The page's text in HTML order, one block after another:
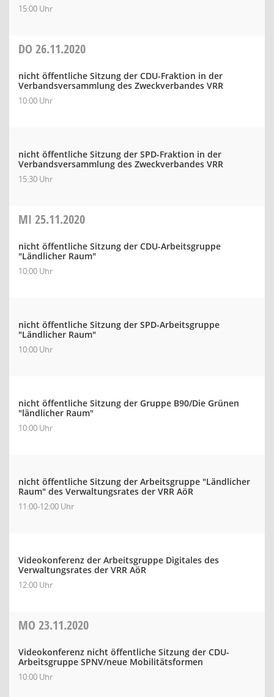
15:00 Uhr
DO 26.11.2020
nicht öffentliche Sitzung der CDU-Fraktion in der
Verbandsversammlung des Zweckverbandes VRR
10:00 Uhr
nicht öffentliche Sitzung der SPD-Fraktion in der
Verbandsversammlung des Zweckverbandes VRR
15:30 Uhr
MI 25.11.2020
nicht öffentliche Sitzung der CDU-Arbeitsgruppe
"Ländlicher Raum"
10:00 Uhr
nicht öffentliche Sitzung der SPD-Arbeitsgruppe
"Ländlicher Raum"
10:00 Uhr
nicht öffentliche Sitzung der Gruppe B90/Die Grünen
"ländlicher Raum"
10:00 Uhr
nicht öffentliche Sitzung der Arbeitsgruppe "Ländlicher
Raum" des Verwaltungsrates der VRR AöR
11:00-12:00 Uhr
Videokonferenz der Arbeitsgruppe Digitales des
Verwaltungsrates der VRR AöR
12:00 Uhr
MO 23.11.2020
Videokonferenz nicht öffentliche Sitzung der CDU-
Arbeitsgruppe SPNV/neue Mobilitätsformen
10:00 Uhr